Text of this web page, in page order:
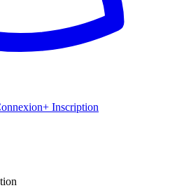
+ Inscription